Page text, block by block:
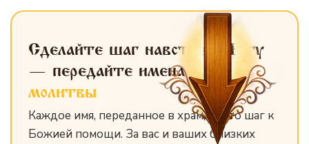
Сделайте шаг навстречу Богу
— передайте именадля
молитвы
Каждое имя, переданное в храм, — это шаг к
Божией помощи. За вас и ваших близких